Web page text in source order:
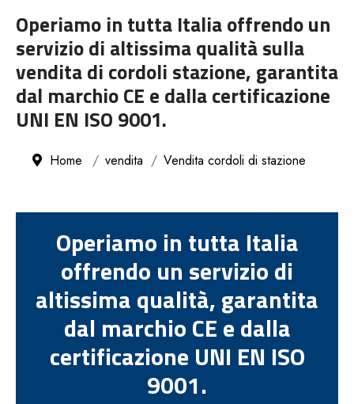
Operiamo in tutta Italia offrendo un
servizio di altissima qualità sulla
vendita di cordoli stazione, garantita
dal marchio CE e dalla certificazione
UNI EN ISO 9001.
Home vendita Vendita cordoli di stazione
Operiamo in tutta Italia
offrendo un servizio di
altissima qualità, garantita
dal marchio CE e dalla
certificazione UNI EN ISO
9001.